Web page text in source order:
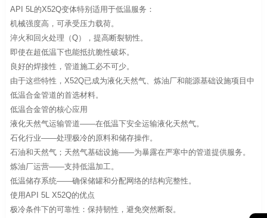
API 5L的X52Q变体特别适用于低温服务：
机械强度高，可承受压力载荷。
淬火和回火处理（Q），提高断裂韧性。
即使在超低温下也能抵抗脆性破坏。
良好的焊接性，管道施工必不可少。
由于这些特性，X52Q已成为液化天然气、炼油厂和能源基础设施项目中
低温合金管道的首选材料。
低温合金管的核心应用
液化天然气运输管道——在低温下安全运输液化天然气。
石化行业——处理极冷的原料和储存操作。
石油和天然气；天然气基础设施——为暴露在严寒中的管道提供服务。
炼油厂运营——支持低温加工。
低温储存系统——确保储罐和分配网络的结构完整性。
使用API 5L X52Q的优点
极冷条件下的可靠性：保持韧性，避免突然断裂。